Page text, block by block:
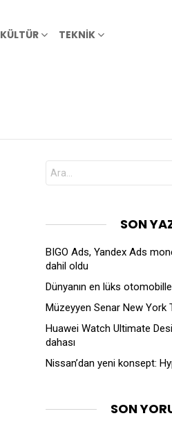
KÜLTÜR TEKNİK
Search
for:
SON
BIGO Ads, Yandex Ads
dahil oldu
Dünyanın en lüks
Müzeyyen Senar New York
Huawei Watch Ultimate
dahası
Nissan’dan yeni konsept:
SON